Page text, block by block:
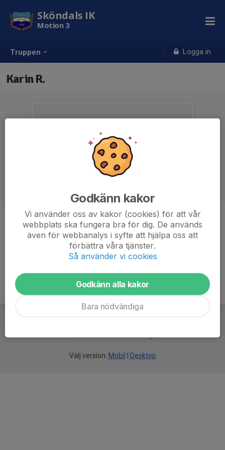
Truppen Logga in
Sköndals IK
Motion 3
Karin R.
Position
-
65 år
Försmartaidrottsföreningar
Välj version: Mobil Desktop
Godkänn kakor
Vi använder oss av kakor (cookies) för att vår
webbplats ska fungera bra för dig. De används
även för webbanalys i syfte att hjälpa oss att
förbättra våra tjänster.
Så använder vi cookies
Godkänn alla kakor
Bara nödvändiga